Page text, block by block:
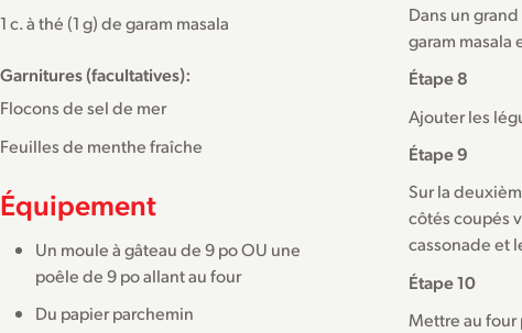
1 c. à thé (1 g) de garam masala
Garnitures (facultatives):
Flocons de sel de mer
Feuilles de menthe fraîche
Équipement
Un moule à gâteau de 9 po OU une
poêle de 9 po allant au four
Du papier parchemin
Dans un
garam masala
Étape 8
Ajouter les
Étape 9
Sur la
côtés coupés
cassonade et
Étape 10
Mettre au four